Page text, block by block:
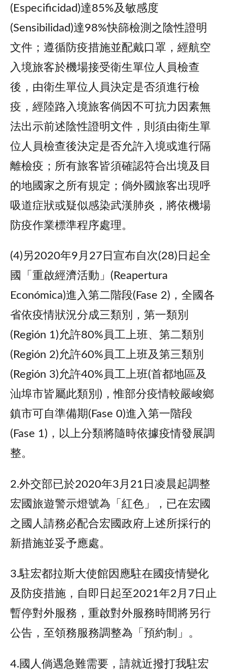
(Especificidad)達85%及敏感度
(Sensibilidad)達98%快篩檢測之陰性證明
文件；遵循防疫措施並配戴口罩，經航空
入境旅客於機場接受衛生單位人員檢查
後，由衛生單位人員決定是否須進行檢
疫，經陸路入境旅客倘因不可抗力因素無
法出示前述陰性證明文件，則須由衛生單
位人員檢查後決定是否允許入境或進行隔
離檢疫；所有旅客皆須確認符合出境及目
的地國家之所有規定；倘外國旅客出現呼
吸道症狀或疑似感染武漢肺炎，將依機場
防疫作業標準程序處理。
(4)另2020年9月27日宣布自次(28)日起全
國「重啟經濟活動」(Reapertura
Económica)進入第二階段(Fase 2)，全國各
省依疫情狀況分成三類別，第一類別
(Región 1)允許80%員工上班、第二類別
(Región 2)允許60%員工上班及第三類別
(Región 3)允許40%員工上班(首都地區及
汕埠市皆屬此類別)，惟部分疫情較嚴峻鄉
鎮市可自準備期(Fase 0)進入第一階段
(Fase 1)，以上分類將隨時依據疫情發展調
整。
2.外交部已於2020年3月21日凌晨起調整
宏國旅遊警示燈號為「紅色」，已在宏國
之國人請務必配合宏國政府上述所採行的
新措施並妥予應處。
3.駐宏都拉斯大使館因應駐在國疫情變化
及防疫措施，自即日起至2021年2月7日止
暫停對外服務，重啟對外服務時間將另行
公告，至領務服務調整為「預約制」。
4.國人倘遇急難需要，請就近撥打我駐宏